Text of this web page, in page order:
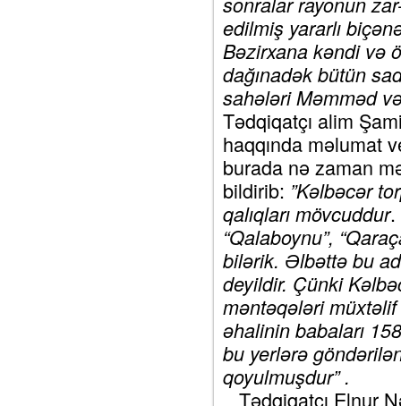
edilmiş yararlı
Bəzirxana kəndi və
dağınadək bütün
sahələri Məmməd
Tədqiqatçı alim
haqqında məlumat
burada nə zaman
bildirib: ”Kəlbəcər
qalıqları mövcuddur.
“Qalaboynu”,
bilərik. Əlbəttə bu
deyildir. Çünki
məntəqələri müxtəlif
əhalinin babaları
bu yerlərə
qoyulmuşdur” .
Tədqiqatçı Elnur